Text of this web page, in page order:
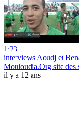
1:23
interviews Aoudj et
Mouloudia.Org site des
il y a 12 ans